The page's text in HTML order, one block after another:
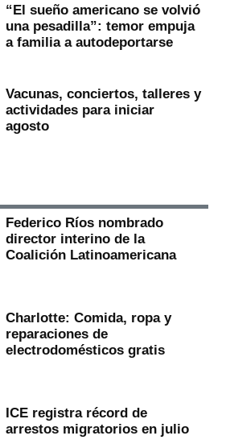
“El sueño americano se volvió
una pesadilla”: temor empuja
a familia a autodeportarse
Vacunas, conciertos, talleres y
actividades para iniciar
agosto
Federico Ríos nombrado
director interino de la
Coalición Latinoamericana
Charlotte: Comida, ropa y
reparaciones de
electrodomésticos gratis
ICE registra récord de
arrestos migratorios en julio